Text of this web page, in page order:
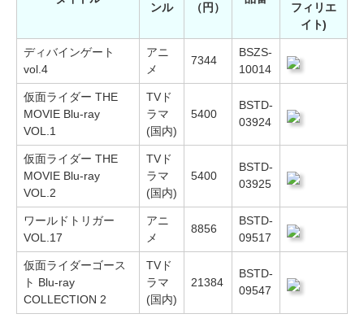
ンル （円）
フィリエ
イト)
ディバインゲート
vol.4
アニ
メ
7344
BSZS-
10014
仮面ライダー THE
MOVIE Blu-ray
VOL.1
TVド
ラマ
(国内)
5400
BSTD-
03924
仮面ライダー THE
MOVIE Blu-ray
VOL.2
TVド
ラマ
(国内)
5400
BSTD-
03925
ワールドトリガー
VOL.17
アニ
メ
8856
BSTD-
09517
仮面ライダーゴース
ト Blu‐ray
COLLECTION 2
TVド
ラマ
(国内)
21384
BSTD-
09547